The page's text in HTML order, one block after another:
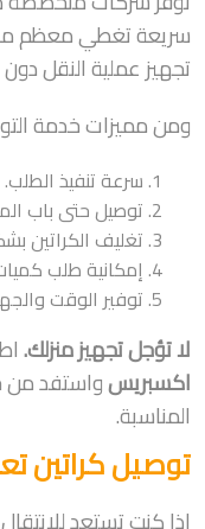
سريعة تغطي معظم
تجهيز عملية النقل دون
ومن مميزات خدمة
سرعة تنفيذ الطلب.
توصيل حتى باب
تغليف الكراتين
إمكانية طلب
توفير الوقت
لا تؤجل تجهيز منزلك.
اكسبريسواستفد من
المناسبة.
توصيل كراتين
إذا كنت تستعد